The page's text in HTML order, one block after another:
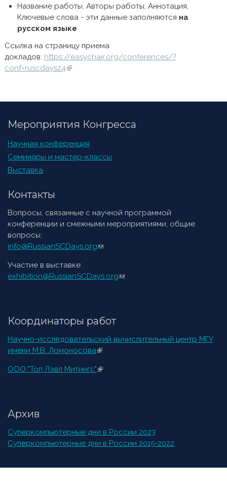
Название работы, Авторы работы, Аннотация,
Ключевые слова - эти данные заполняются на
русском языке
Ссылка на страницу приема
докладов: https://easychair.org/conferences/?
conf=ruscdays24(внешняя ссылка)
Мероприятия Конгресса
Научная конференция
Семинары и мастер-классы
Выставка
Контакты
Вопросы, связанные с научной программой
конференции и смежными мероприятиями, общие
вопросы:
info@RussianSCDays.org(ссылка для отправки email)
Участие в выставке:
exhibition@RussianSCDays.org(ссылка для отправки email)
Координаторы работ
Научно-исследовательский вычислительный центр МГУ
имени М.В. Ломоносова(внешняя ссылка)
ООО "Топ Лэвл Митингс"(внешняя ссылка)
Архив
Суперкомпьютерные дни в России 2023
Суперкомпьютерные дни в России 2015-2022